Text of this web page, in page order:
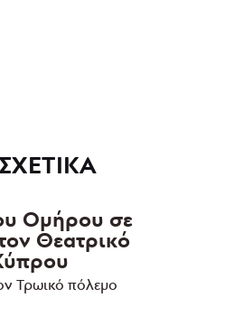
Ομήρου σε
Θεατρικό
Τρωικό πόλεμο